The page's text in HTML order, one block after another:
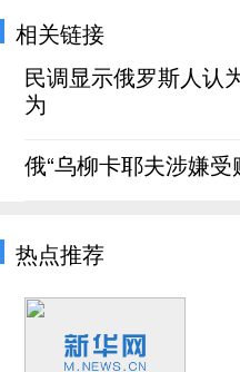
相关链接
民调显示俄罗斯人认
为
俄“乌柳卡耶夫涉嫌
热点推荐